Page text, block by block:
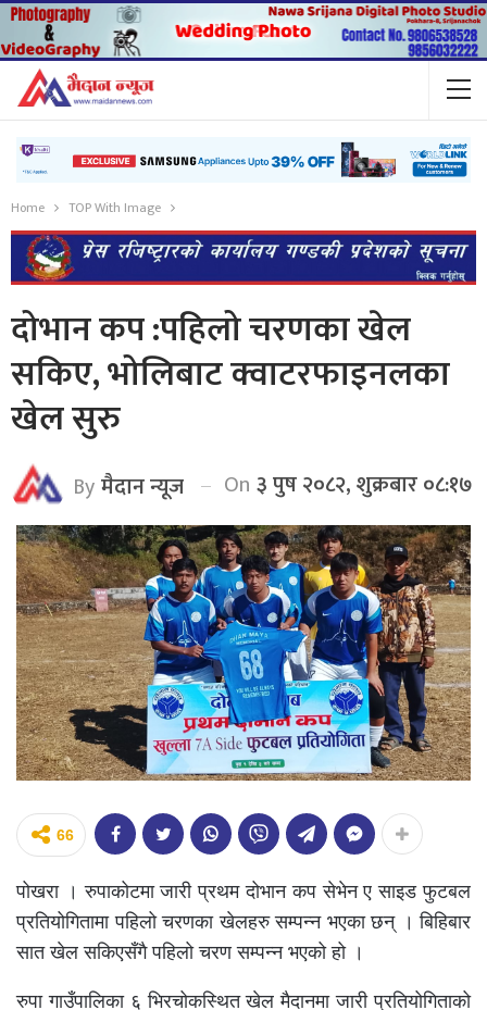
Home TOP With Image
दोभान कप :पहिलो चरणका खेल
सकिए, भोलिबाट क्वाटरफाइनलका
खेल सुरु
Byमैदान न्यूज On ३ पुष २०८२, शुक्रबार ०८:१७
66
पोखरा । रुपाकोटमा जारी प्रथम दोभान कप सेभेन ए साइड फुटबल
प्रतियोगितामा पहिलो चरणका खेलहरु सम्पन्न भएका छन् । बिहिबार
सात खेल सकिएसँगै पहिलो चरण सम्पन्न भएको हो ।
रुपा गाउँपालिका ६ भिरचोकस्थित खेल मैदानमा जारी प्रतियोगिताको